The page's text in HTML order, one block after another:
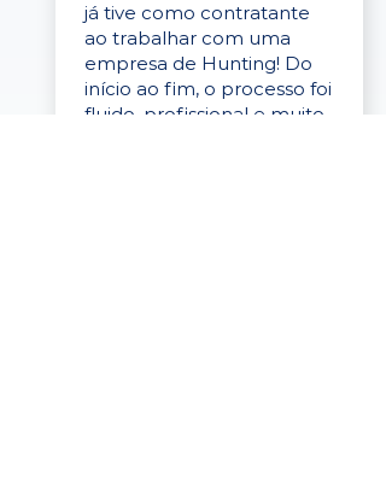
já tive como contratante
ao trabalhar com uma
empresa de Hunting! Do
início ao fim, o processo foi
fluido, profissional e muito